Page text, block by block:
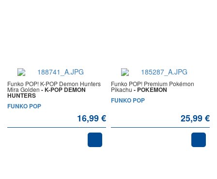
Funko POP! K-POP Demon Hunters
Mira Golden - K-POP DEMON
HUNTERS
FUNKO POP
16,99 €
Funko POP! Premium Pokémon
Pikachu - POKEMON
FUNKO POP
25,99 €